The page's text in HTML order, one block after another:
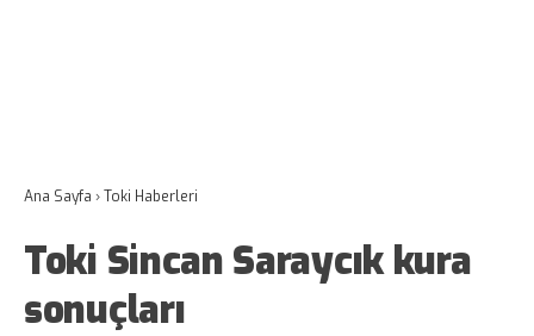
Ana Sayfa ›Toki Haberleri
Toki Sincan Saraycık kura
sonuçları